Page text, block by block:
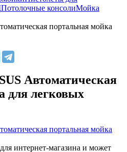
Потолочные консолиМойка
портальная мойка
Автоматическая
для легковых
интернет-магазина и может